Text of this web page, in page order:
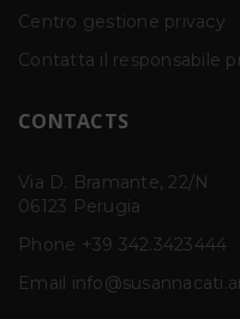
Centro gestione privacy
Contatta il responsabile
CONTACTS
Via D. Bramante, 22/N
06123 Perugia
Phone +39 342.3423444
Email